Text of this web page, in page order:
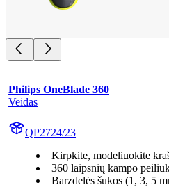
Philips OneBlade 360
Veidas
QP2724/23
Kirpkite, modeliuokite
360 laipsnių kampo
Barzdelės šukos (1, 3, 5